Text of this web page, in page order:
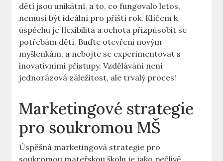
dětí jsou unikátní, a to, co fungovalo letos,
nemusí být ideální pro příští rok. Klíčem k
úspěchu je flexibilita a ochota přizpůsobit se
potřebám dětí. Buďte otevřeni novým
myšlenkám, a nebojte se experimentovat s
inovativními přístupy. Vzdělávání není
jednorázová záležitost, ale trvalý proces!
Marketingové strategie
pro soukromou MŠ
Úspěšná marketingová strategie pro